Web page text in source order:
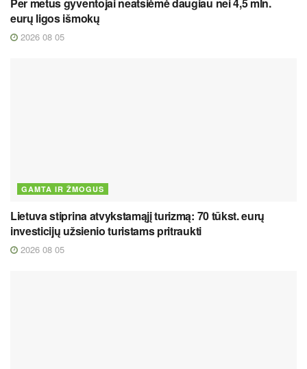
Per metus gyventojai neatsiėmė daugiau nei 4,5 mln.
eurų ligos išmokų
2026 08 05
GAMTA IR ŽMOGUS
Lietuva stiprina atvykstamąjį turizmą: 70 tūkst. eurų
investicijų užsienio turistams pritraukti
2026 08 05